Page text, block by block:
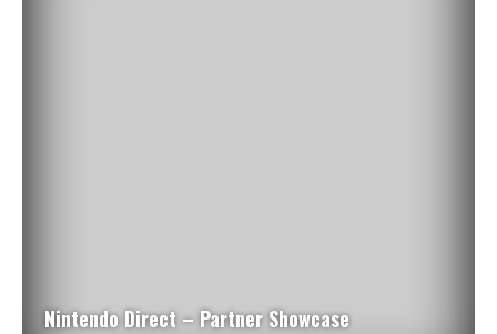
Nintendo Direct – Partner Showcase